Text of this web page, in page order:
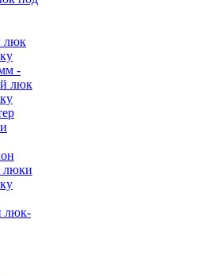
люк
-
люк
люки
люк-